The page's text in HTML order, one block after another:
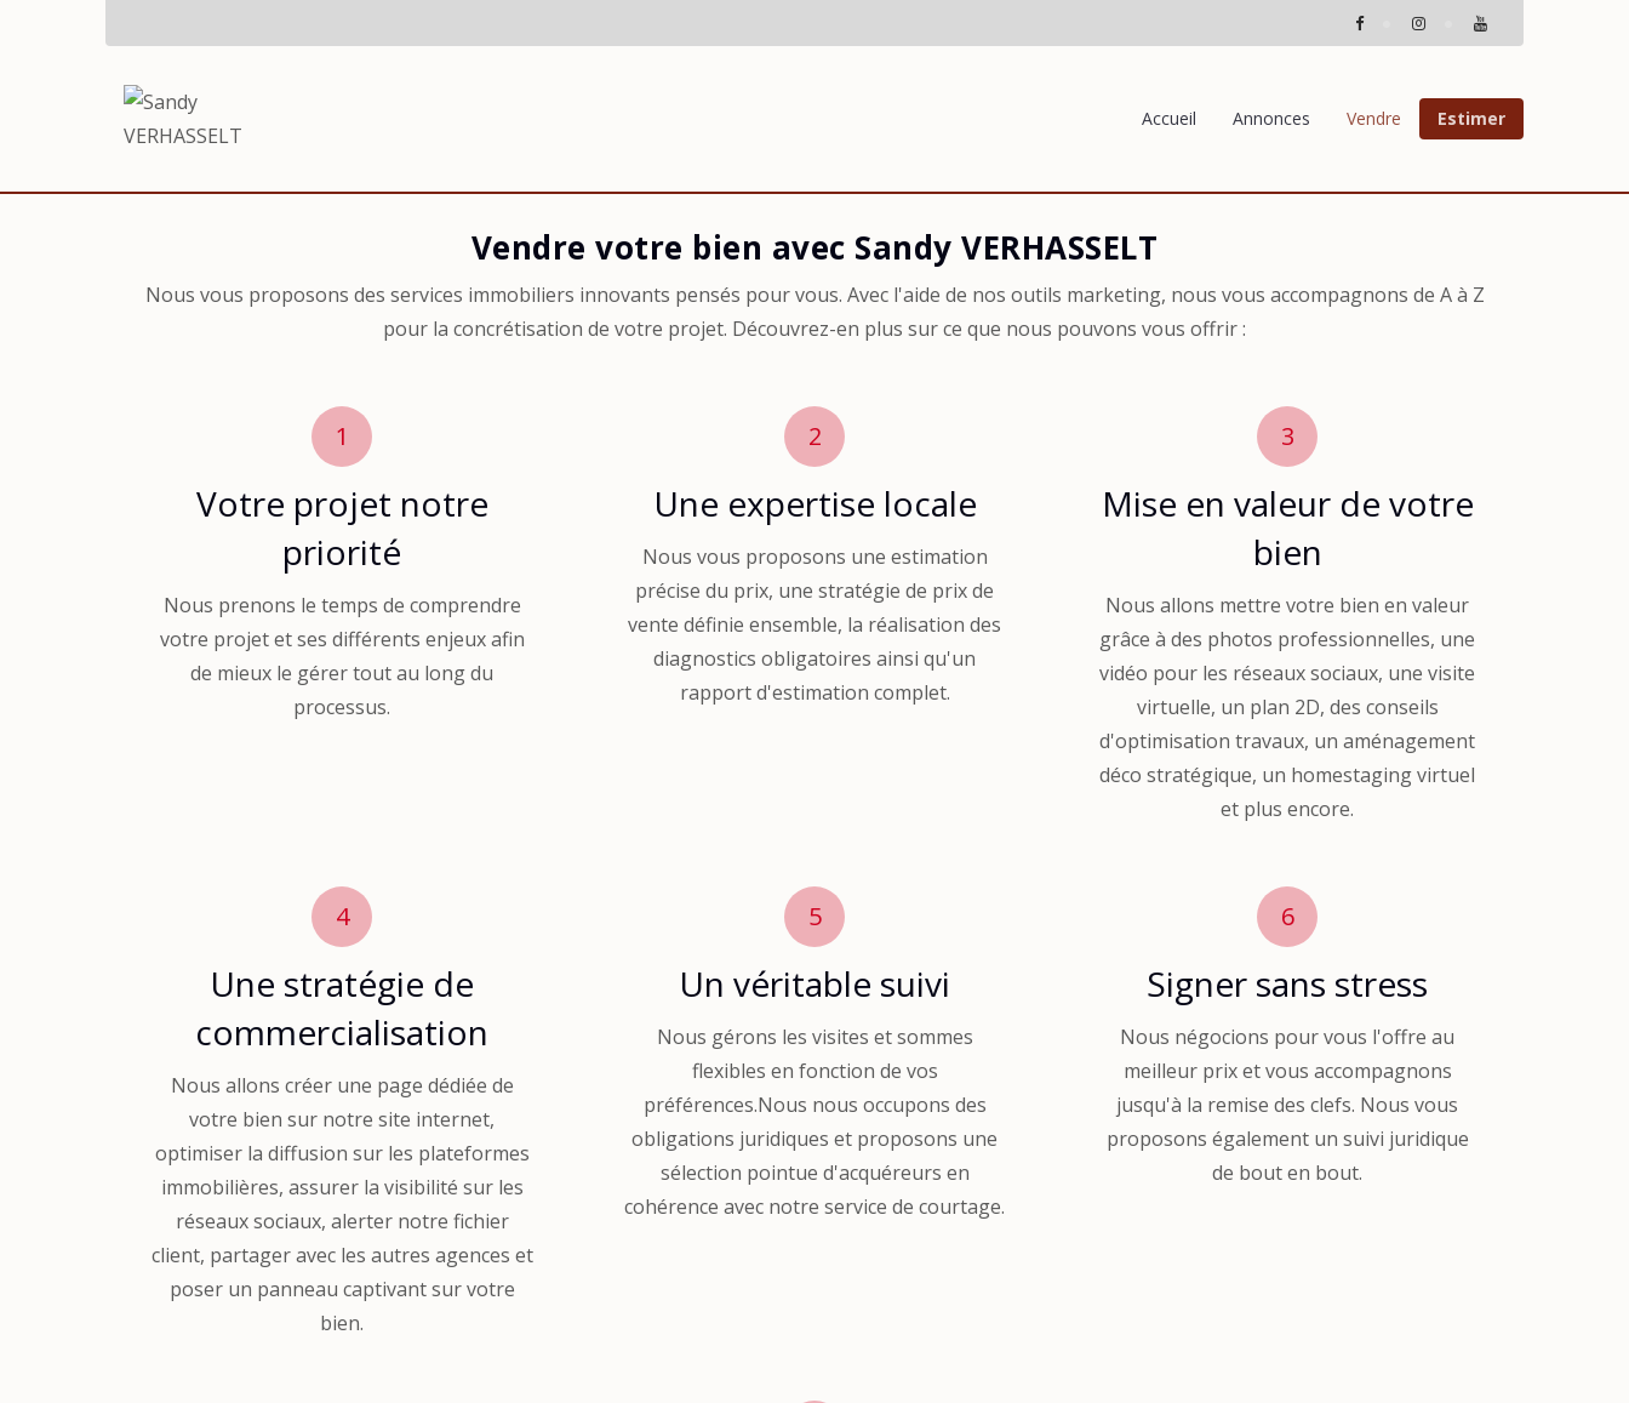
Accueil Annonces Vendre Estimer
Vendre
Vendre votre bien avec Sandy VERHASSELT
Nous vous proposons des services immobiliers innovants pensés pour vous. Avec l'aide de nos outils marketing, nous vous accompagnons de A à Z
pour la concrétisation de votre projet. Découvrez-en plus sur ce que nous pouvons vous offrir :
1
Votre projet notre
priorité
Nous prenons le temps de comprendre
votre projet et ses différents enjeux afin
de mieux le gérer tout au long du
processus.
2
Une expertise locale
Nous vous proposons une estimation
précise du prix, une stratégie de prix de
vente définie ensemble, la réalisation des
diagnostics obligatoires ainsi qu'un
rapport d'estimation complet.
3
Mise en valeur de votre
bien
Nous allons mettre votre bien en valeur
grâce à des photos professionnelles, une
vidéo pour les réseaux sociaux, une visite
virtuelle, un plan 2D, des conseils
d'optimisation travaux, un aménagement
déco stratégique, un homestaging virtuel
et plus encore.
4
Une stratégie de
commercialisation
Nous allons créer une page dédiée de
votre bien sur notre site internet,
optimiser la diffusion sur les plateformes
immobilières, assurer la visibilité sur les
réseaux sociaux, alerter notre fichier
client, partager avec les autres agences et
poser un panneau captivant sur votre
bien.
5
Un véritable suivi
Nous gérons les visites et sommes
flexibles en fonction de vos
préférences.Nous nous occupons des
obligations juridiques et proposons une
sélection pointue d'acquéreurs en
cohérence avec notre service de courtage.
6
Signer sans stress
Nous négocions pour vous l'offre au
meilleur prix et vous accompagnons
jusqu'à la remise des clefs. Nous vous
proposons également un suivi juridique
de bout en bout.